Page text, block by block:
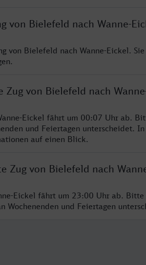
von Bielefeld nach Wanne-
von Bielefeld nach Wanne-Eickel. Sie
von Bielefeld nach
Eickel fährt um 00:07 Uhr ab.
und Feiertagen unterscheidet.
auf einen Blick.
Zug von Bielefeld nach
Eickel fährt um 23:00 Uhr ab. Bitte
Wochenenden und Feiertagen